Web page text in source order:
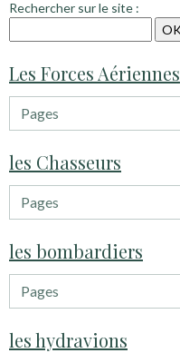
Rechercher sur le site :
Les Forces Aériennes
les Chasseurs
les bombardiers
les hydravions